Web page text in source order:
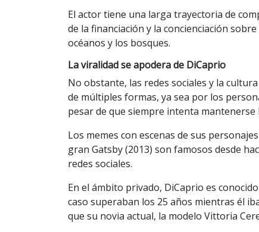
El actor tiene una larga trayectoria de
de la financiación y la concienciación
océanos y los bosques.
La viralidad se apodera de DiCaprio
No obstante, las redes sociales y la
de múltiples formas, ya sea por los
pesar de que siempre intenta mantenerse
Los memes con escenas de sus
gran Gatsby (2013) son famosos desde
redes sociales.
En el ámbito privado, DiCaprio es
caso superaban los 25 años mientras él
que su novia actual, la modelo Vittoria